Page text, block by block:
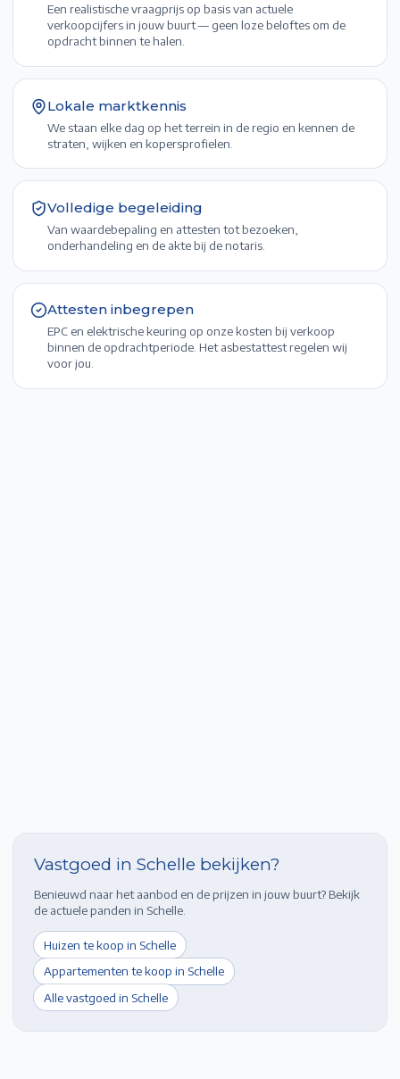
Een realistische vraagprijs op basis van actuele
verkoopcijfers in jouw buurt — geen loze beloftes om de
opdracht binnen te halen.
Lokale marktkennis
We staan elke dag op het terrein in de regio en kennen de
straten, wijken en kopersprofielen.
Volledige begeleiding
Van waardebepaling en attesten tot bezoeken,
onderhandeling en de akte bij de notaris.
Attesten inbegrepen
EPC en elektrische keuring op onze kosten bij verkoop
binnen de opdrachtperiode. Het asbestattest regelen wij
voor jou.
Vastgoed in Schelle bekijken?
Benieuwd naar het aanbod en de prijzen in jouw buurt? Bekijk
de actuele panden in Schelle.
Huizen te koop in Schelle
Appartementen te koop in Schelle
Alle vastgoed in Schelle